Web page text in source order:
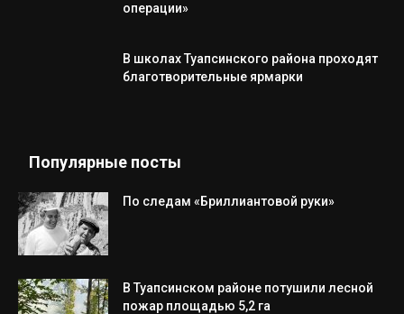
операции»
В школах Туапсинского района проходят
благотворительные ярмарки
Популярные посты
По следам «Бриллиантовой руки»
В Туапсинском районе потушили лесной
пожар площадью 5,2 га